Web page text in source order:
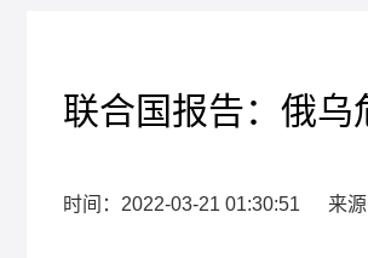
联合国报告：俄乌
时间：2022-03-21 01:30:51 来